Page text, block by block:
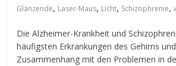
Glänzende, Laser-Maus, Licht, Schizophrenie,
Die Alzheimer-Krankheit und
häufigsten Erkrankungen des Gehirns
Zusammenhang mit den Problemen in